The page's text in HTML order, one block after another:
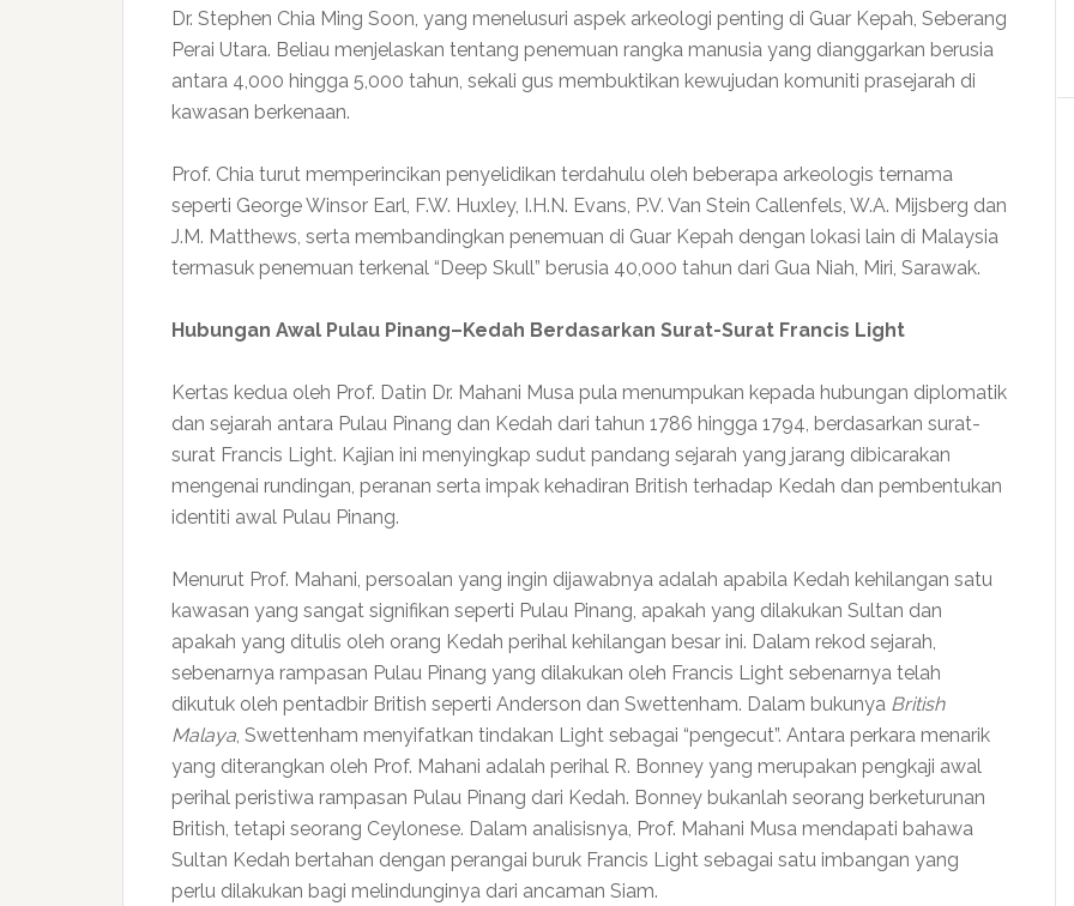
Dr. Stephen Chia Ming Soon, yang menelusuri aspek arkeologi penting di Guar Kepah, Seberang
Perai Utara. Beliau menjelaskan tentang penemuan rangka manusia yang dianggarkan berusia
antara 4,000 hingga 5,000 tahun, sekali gus membuktikan kewujudan komuniti prasejarah di
kawasan berkenaan.
Prof. Chia turut memperincikan penyelidikan terdahulu oleh beberapa arkeologis ternama
seperti George Winsor Earl, F.W. Huxley, I.H.N. Evans, P.V. Van Stein Callenfels, W.A. Mijsberg dan
J.M. Matthews, serta membandingkan penemuan di Guar Kepah dengan lokasi lain di Malaysia
termasuk penemuan terkenal “Deep Skull” berusia 40,000 tahun dari Gua Niah, Miri, Sarawak.
Hubungan Awal Pulau Pinang–Kedah Berdasarkan Surat-Surat Francis Light
Kertas kedua oleh Prof. Datin Dr. Mahani Musa pula menumpukan kepada hubungan diplomatik
dan sejarah antara Pulau Pinang dan Kedah dari tahun 1786 hingga 1794, berdasarkan surat-
surat Francis Light. Kajian ini menyingkap sudut pandang sejarah yang jarang dibicarakan
mengenai rundingan, peranan serta impak kehadiran British terhadap Kedah dan pembentukan
identiti awal Pulau Pinang.
Menurut Prof. Mahani, persoalan yang ingin dijawabnya adalah apabila Kedah kehilangan satu
kawasan yang sangat signifikan seperti Pulau Pinang, apakah yang dilakukan Sultan dan
apakah yang ditulis oleh orang Kedah perihal kehilangan besar ini. Dalam rekod sejarah,
sebenarnya rampasan Pulau Pinang yang dilakukan oleh Francis Light sebenarnya telah
dikutuk oleh pentadbir British seperti Anderson dan Swettenham. Dalam bukunya British
Malaya, Swettenham menyifatkan tindakan Light sebagai “pengecut”. Antara perkara menarik
yang diterangkan oleh Prof. Mahani adalah perihal R. Bonney yang merupakan pengkaji awal
perihal peristiwa rampasan Pulau Pinang dari Kedah. Bonney bukanlah seorang berketurunan
British, tetapi seorang Ceylonese. Dalam analisisnya, Prof. Mahani Musa mendapati bahawa
Sultan Kedah bertahan dengan perangai buruk Francis Light sebagai satu imbangan yang
perlu dilakukan bagi melindunginya dari ancaman Siam.